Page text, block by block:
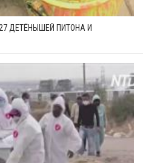
ДЕТЁНЫШЕЙ ПИТОНА И